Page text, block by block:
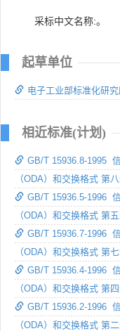
采标中文名称:。
起草单位
电子工业部标准化研
相近标准(计划)
GB/T 15936.8-1995
（ODA）和交换格式 第
GB/T 15936.5-1996
（ODA）和交换格式 第
GB/T 15936.7-1996
（ODA）和交换格式 第
GB/T 15936.4-1996
（ODA）和交换格式 第
GB/T 15936.2-1996
（ODA）和交换格式 第